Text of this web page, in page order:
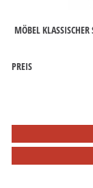
MÖBEL
PREIS